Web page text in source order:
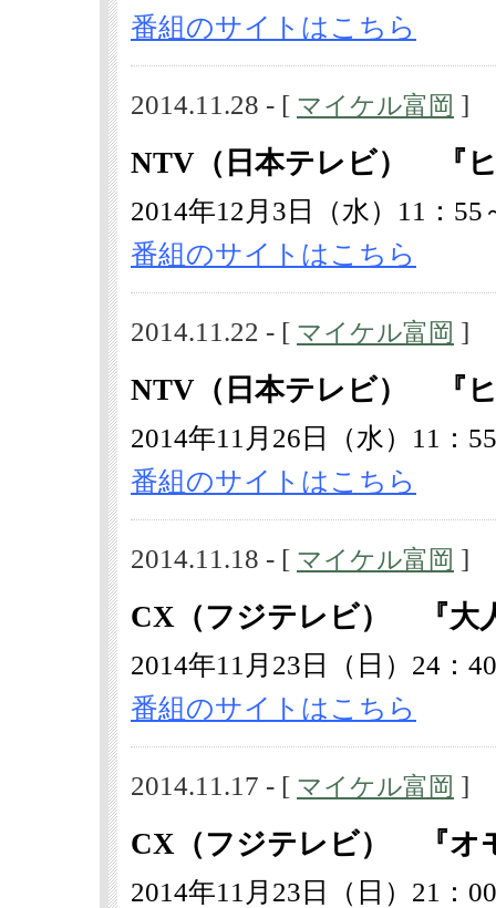
番組のサイトはこちら
2014.11.28 - [ マイケル富岡 ]
NTV（日本テレビ） 『
2014年12月3日（水）11：55
番組のサイトはこちら
2014.11.22 - [ マイケル富岡 ]
NTV（日本テレビ） 『
2014年11月26日（水）11：
番組のサイトはこちら
2014.11.18 - [ マイケル富岡 ]
CX（フジテレビ） 『大
2014年11月23日（日）24：
番組のサイトはこちら
2014.11.17 - [ マイケル富岡 ]
CX（フジテレビ） 『オ
2014年11月23日（日）21：